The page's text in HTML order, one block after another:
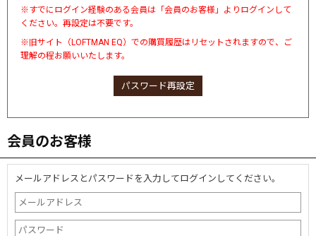
※すでにログイン経験のある会員は「会員のお客様」よりログインして
ください。再設定は不要です。
※旧サイト（LOFTMAN EQ）での購買履歴はリセットされますので、ご
理解の程お願いいたします。
パスワード再設定
会員のお客様
メールアドレスとパスワードを入力してログインしてください。